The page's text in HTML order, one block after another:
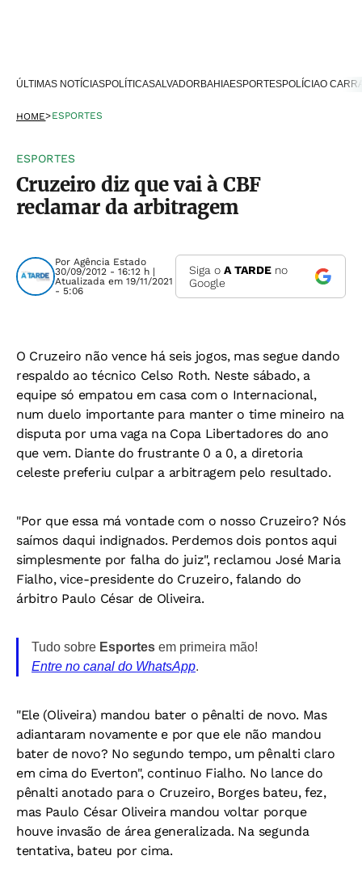
ÚLTIMAS NOTÍCIASPOLÍTICASALVADOR BAHIAESPORTESPOLÍCIAO
HOME>ESPORTES
ESPORTES
Cruzeiro diz que vai à CBF
reclamar da arbitragem
Por Agência Estado
30/09/2012 - 16:12 h |
Atualizada em 19/11/2021
- 5:06
Siga o A TARDEno
Google
O Cruzeiro não vence há seis jogos, mas segue dando
respaldo ao técnico Celso Roth. Neste sábado, a
equipe só empatou em casa com o Internacional,
num duelo importante para manter o time mineiro na
disputa por uma vaga na Copa Libertadores do ano
que vem. Diante do frustrante 0 a 0, a diretoria
celeste preferiu culpar a arbitragem pelo resultado.
"Por que essa má vontade com o nosso Cruzeiro? Nós
saímos daqui indignados. Perdemos dois pontos aqui
simplesmente por falha do juiz", reclamou José Maria
Fialho, vice-presidente do Cruzeiro, falando do
árbitro Paulo César de Oliveira.
Tudo sobre Esportes em primeira mão!
Entre no canal do WhatsApp.
"Ele (Oliveira) mandou bater o pênalti de novo. Mas
adiantaram novamente e por que ele não mandou
bater de novo? No segundo tempo, um pênalti claro
em cima do Everton", continuo Fialho. No lance do
pênalti anotado para o Cruzeiro, Borges bateu, fez,
mas Paulo César Oliveira mandou voltar porque
houve invasão de área generalizada. Na segunda
tentativa, bateu por cima.